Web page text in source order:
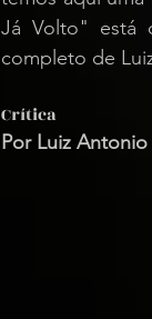
Já Volto" está
completo de
Crítica
Por Luiz Antonio